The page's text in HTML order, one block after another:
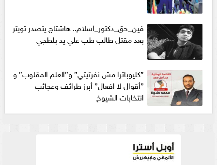
فين_حق_دكتور_اسلام.. هاشتاج يتصدر تويتر
بعد مقتل طالب طب علي يد بلطجي
”كليوباترا مش نفرتيتي” و”العلم المقلوب” و
”أقوال لا افعال” أبرز طرائف وعجائب
انتخابات الشيوخ